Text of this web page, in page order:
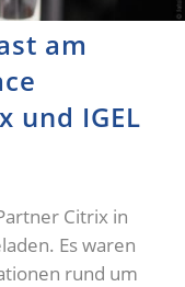
am
und IGEL
Citrix in
Es waren
rund um